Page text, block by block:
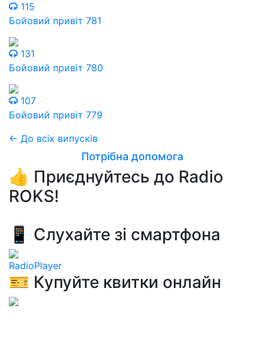
115
Бойовий привіт 781
131
Бойовий привіт 780
107
Бойовий привіт 779
← До всіх випусків
Потрібна допомога
👍 Приєднуйтесь до Radio
ROKS!
📱 Слухайте зі смартфона
RadioPlayer
🎫 Купуйте квитки онлайн